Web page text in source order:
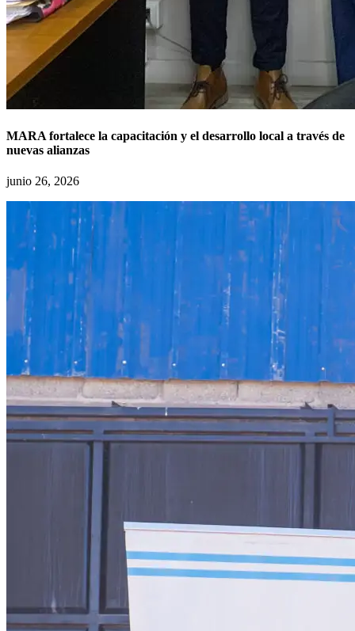
MARA fortalece la capacitación y el desarrollo local a través de
nuevas alianzas
junio 26, 2026